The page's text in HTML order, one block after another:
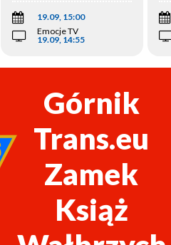
19.09, 15:00
Emocje TV
19.09, 14:55
Górnik
Trans.eu
Zamek
Książ